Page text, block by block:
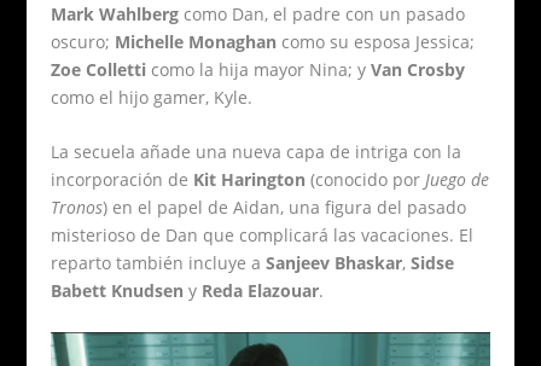
Mark Wahlberg como Dan, el padre con un pasado
oscuro; Michelle Monaghan como su esposa Jessica;
Zoe Colletti como la hija mayor Nina; yVan Crosby
como el hijo gamer, Kyle.
La secuela añade una nueva capa de intriga con la
incorporación de Kit Harington (conocido porJuego de
Tronos) en el papel de Aidan, una figura del pasado
misterioso de Dan que complicará las vacaciones. El
reparto también incluye aSanjeev Bhaskar,Sidse
Babett Knudsen y Reda Elazouar.